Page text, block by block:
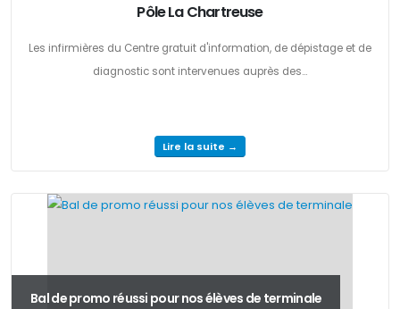
Pôle La Chartreuse
Les infirmières du Centre gratuit d'information, de dépistage et de
diagnostic sont intervenues auprès des...
Lire la suite →
Bal de promo réussi pour nos élèves de terminale